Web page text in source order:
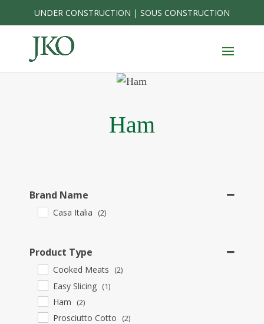
content
UNDER CONSTRUCTION | SOUS CONSTRUCTION
Ham
Brand Name
Casa Italia (2)
Product Type
Cooked Meats (2)
Easy Slicing (1)
Ham (2)
Prosciutto Cotto (2)